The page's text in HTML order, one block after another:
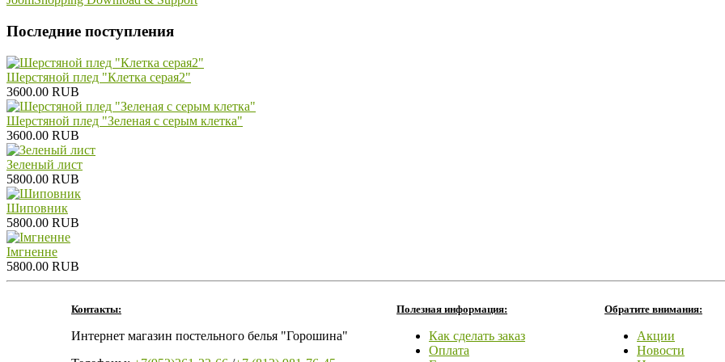
Последние поступления
Шерстяной плед "Клетка серая2"
3600.00 RUB
Шерстяной плед "Зеленая с серым клетка"
3600.00 RUB
Зеленый лист
5800.00 RUB
Шиповник
5800.00 RUB
Iмгненне
5800.00 RUB
Контакты:
Интернет магазин постельного белья "Горошина"
Полезная информация:
Как сделать заказ
Оплата
Обратите внимания:
Акции
Новости